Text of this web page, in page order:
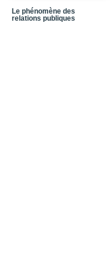
Le phénomène des
relations publiques